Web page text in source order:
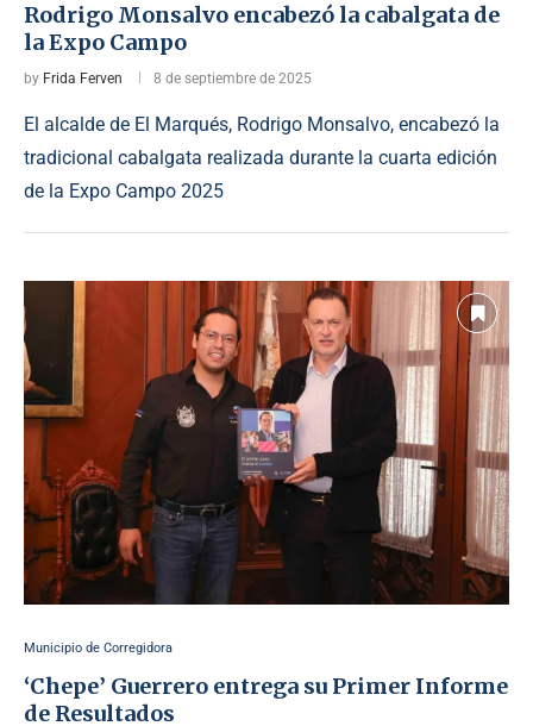
Rodrigo Monsalvo encabezó la cabalgata de
la Expo Campo
by Frida Ferven 8 de septiembre de 2025
El alcalde de El Marqués, Rodrigo Monsalvo, encabezó la
tradicional cabalgata realizada durante la cuarta edición
de la Expo Campo 2025
Municipio de Corregidora
‘Chepe’ Guerrero entrega su Primer Informe
de Resultados